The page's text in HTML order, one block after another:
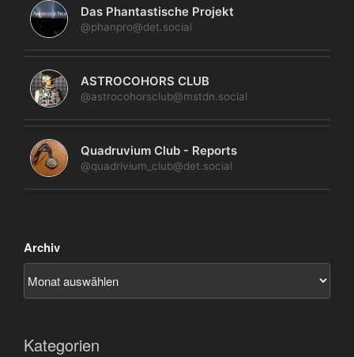
Das Phantastische Projekt
@phanpro@det.social
ASTROCOHORS CLUB
@astrocohorsclub@mstdn.social
Quadruvium Club - Reports
@quadrivium_club@det.social
Archiv
Kategorien